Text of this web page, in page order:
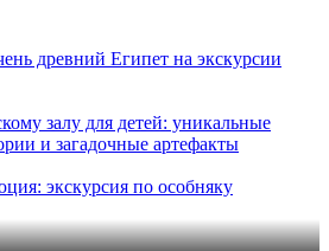
залу для детей: уникальные
и загадочные артефакты